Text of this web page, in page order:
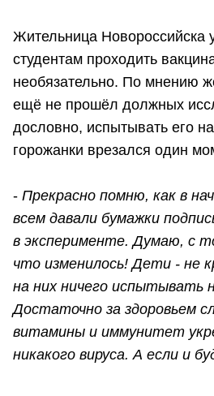
Жительница Новороссийска
студентам проходить
необязательно. По мнению
ещё не прошёл должных
дословно, испытывать его
горожанки врезался один
- Прекрасно помню, как в
всем давали бумажки
в эксперименте. Думаю, с
что изменилось! Дети - не
на них ничего испытывать
Достаточно за здоровьем
витамины и иммунитет
никакого вируса. А если и